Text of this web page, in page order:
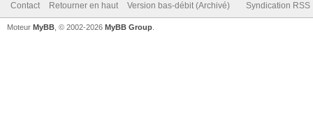
Contact Retourner en haut Version bas-débit (Archivé) Syndication RSS
Moteur MyBB , © 2002-2026 MyBB Group